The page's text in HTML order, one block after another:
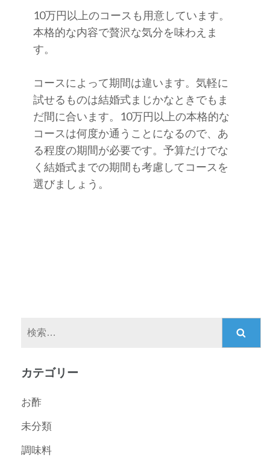
10万円以上のコースも用意しています。
本格的な内容で贅沢な気分を味わえま
す。
コースによって期間は違います。気軽に
試せるものは結婚式まじかなときでもま
だ間に合います。10万円以上の本格的な
コースは何度か通うことになるので、あ
る程度の期間が必要です。予算だけでな
く結婚式までの期間も考慮してコースを
選びましょう。
カテゴリー
お酢
未分類
調味料